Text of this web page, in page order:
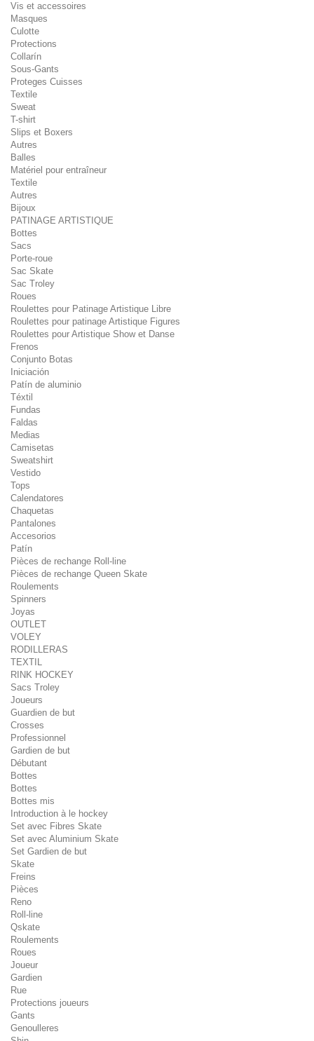
Vis et accessoires
Masques
Culotte
Protections
Collarín
Sous-Gants
Proteges Cuisses
Textile
Sweat
T-shirt
Slips et Boxers
Autres
Balles
Matériel pour entraîneur
Textile
Autres
Bijoux
PATINAGE ARTISTIQUE
Bottes
Sacs
Porte-roue
Sac Skate
Sac Troley
Roues
Roulettes pour Patinage Artistique Libre
Roulettes pour patinage Artistique Figures
Roulettes pour Artistique Show et Danse
Frenos
Conjunto Botas
Iniciación
Patín de aluminio
Téxtil
Fundas
Faldas
Medias
Camisetas
Sweatshirt
Vestido
Tops
Calendatores
Chaquetas
Pantalones
Accesorios
Patín
Pièces de rechange Roll-line
Pièces de rechange Queen Skate
Roulements
Spinners
Joyas
OUTLET
VOLEY
RODILLERAS
TEXTIL
RINK HOCKEY
Sacs Troley
Joueurs
Guardien de but
Crosses
Professionnel
Gardien de but
Débutant
Bottes
Bottes
Bottes mis
Introduction à le hockey
Set avec Fibres Skate
Set avec Aluminium Skate
Set Gardien de but
Skate
Freins
Pièces
Reno
Roll-line
Qskate
Roulements
Roues
Joueur
Gardien
Rue
Protections joueurs
Gants
Genoulleres